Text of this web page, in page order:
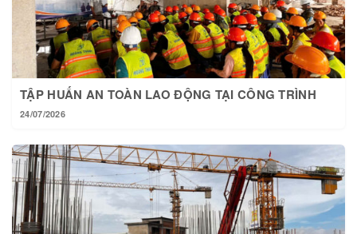
TẬP HUẤN AN TOÀN LAO ĐỘNG TẠI CÔNG TRÌNH
24/07/2026